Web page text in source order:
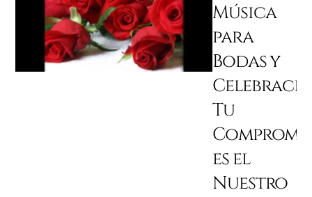
Música
para
Bodas y
Tu
es el
Nuestro